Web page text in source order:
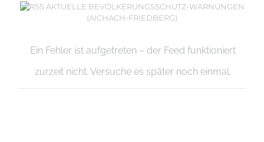
AKTUELLE BEVÖLKERUNGSSCHUTZ-WARNUNGEN
(AICHACH-FRIEDBERG)
Ein Fehler ist aufgetreten – der Feed funktioniert
zurzeit nicht. Versuche es später noch einmal.